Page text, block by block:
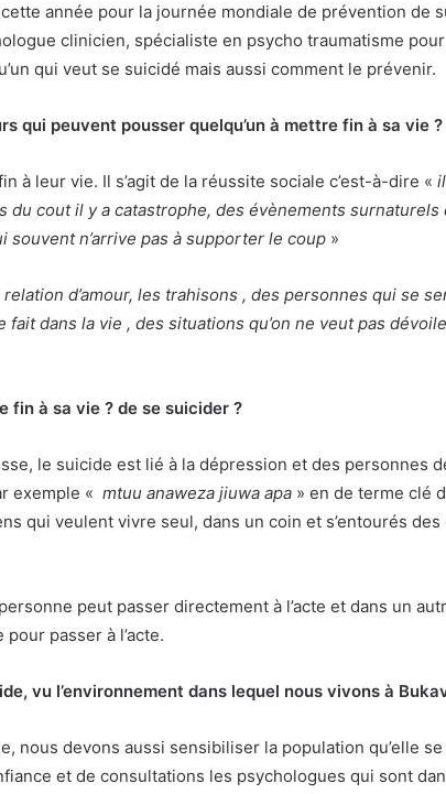
année pour la journée mondiale de prévention de
clinicien, spécialiste en psycho traumatisme
qui veut se suicidé mais aussi comment le prévenir.
qui peuvent pousser quelqu’un à mettre fin à sa vie ?
à leur vie. Il s’agit de la réussite sociale c’est-à-dire «
cout il y a catastrophe, des évènements
n’arrive pas à supporter le coup »
d’amour, les trahisons , des personnes qui se
fait dans la vie , des situations qu’on ne veut pas
fin à sa vie ? de se suicider ?
le suicide est lié à la dépression et des personnes
exemple « mtuu anaweza jiuwa apa » en de terme clé
qui veulent vivre seul, dans un coin et s’entourés
peut passer directement à l’acte et dans un
passer à l’acte.
vu l’environnement dans lequel nous vivons à
nous devons aussi sensibiliser la population qu’elle
et de consultations les psychologues qui sont